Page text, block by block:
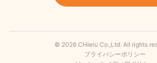
© 2026 CHIeru Co.,Ltd. All rights
プライバシーポリシー